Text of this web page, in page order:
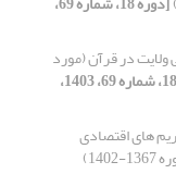
در قرآن (مورد
[دوره 18، شماره 69، 1403،
های اقتصادی